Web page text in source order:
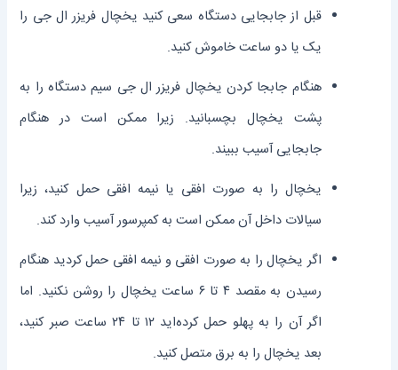
قبل از جابجایی دستگاه سعی کنید یخچال فریزر ال جی را
یک یا دو ساعت خاموش کنید.
هنگام جابجا کردن یخچال فریزر ال جی سیم دستگاه را به
پشت یخچال بچسبانید. زیرا ممکن است در هنگام
جابجایی آسیب ببیند.
یخچال را به صورت افقی یا نیمه افقی حمل کنید، زیرا
سیالات داخل آن ممکن است به کمپرسور آسیب وارد کند.
اگر یخچال را به صورت افقی و نیمه افقی حمل کردید هنگام
رسیدن به مقصد ۴ تا ۶ ساعت یخچال را روشن نکنید. اما
اگر آن را به پهلو حمل کرده‌اید ۱۲ تا ۲۴ ساعت صبر کنید،
بعد یخچال را به برق متصل کنید.